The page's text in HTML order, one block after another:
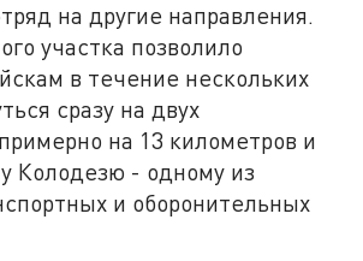
на другие направления.
участка позволило
в течение нескольких
сразу на двух
на 13 километров и
Колодезю - одному из
и оборонительных